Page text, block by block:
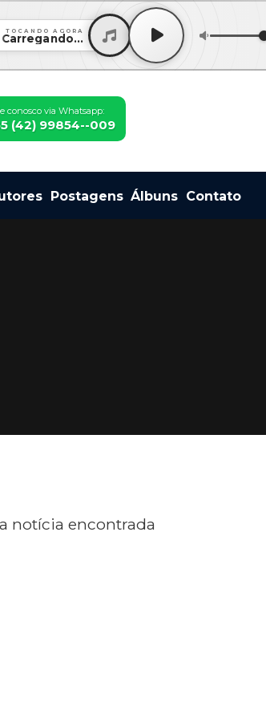
TOCANDO AGORA
Carregando...
conosco via Whatsapp:
(42) 99854--009
Postagens Álbuns Contato
notícia encontrada